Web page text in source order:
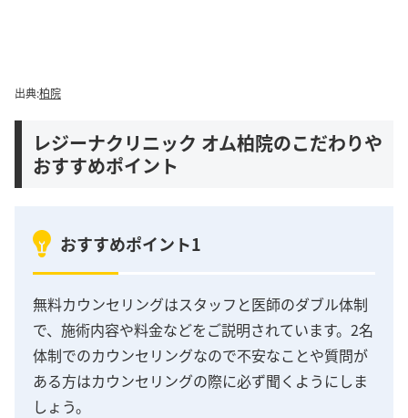
出典:柏院
レジーナクリニック オム柏院のこだわりや
おすすめポイント
おすすめポイント1
無料カウンセリングはスタッフと医師のダブル体制
で、施術内容や料金などをご説明されています。2名
体制でのカウンセリングなので不安なことや質問が
ある方はカウンセリングの際に必ず聞くようにしま
しょう。